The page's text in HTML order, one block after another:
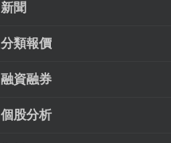
新聞
分類報價
融資融券
個股分析